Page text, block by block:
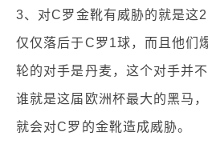
3、对C罗金靴有威胁的就是这2
仅仅落后于C罗1球，而且他们
轮的对手是丹麦，这个对手并
谁就是这届欧洲杯最大的黑马
就会对C罗的金靴造成威胁。